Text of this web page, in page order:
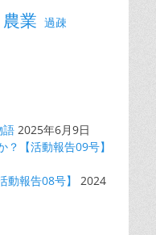
農業 過疎
語 2025年6月9日
【活動報告09号】
報告08号】
2024